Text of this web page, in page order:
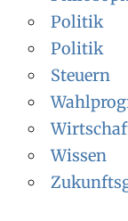
Politik
Politik
Steuern
Wissen